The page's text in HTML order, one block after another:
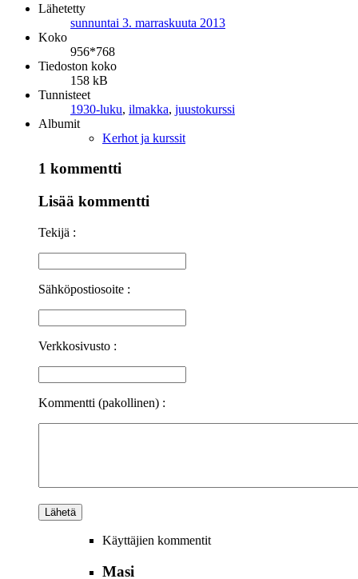
Lähetetty
sunnuntai 3. marraskuuta 2013
Koko
956*768
Tiedoston koko
158 kB
Tunnisteet
1930-luku, ilmakka, juustokurssi
Albumit
Kerhot ja kurssit
1 kommentti
Lisää kommentti
Tekijä :
Sähköpostiosoite :
Verkkosivusto :
Kommentti (pakollinen) :
Käyttäjien kommentit
Masi